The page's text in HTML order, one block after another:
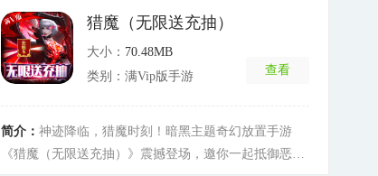
飞升，凡人修仙，礼包码VIP666、VIP777、VIP888，
百万资源通通免费送，百万修为轻松渡劫，一天就可以
飞升，这才是真修仙！ 有仙侣、灵宠在修行道路上的陪
伴。修行路上会历尽艰险，随时有魔族追杀，只有飞升
猎魔（无限送充抽）
大小： 70.48MB
类别：满Vip版手游
查看
简介： 神迹降临，猎魔时刻！暗黑主题奇幻放置手游
《猎魔（无限送充抽）》震撼登场，邀你一起抵御恶